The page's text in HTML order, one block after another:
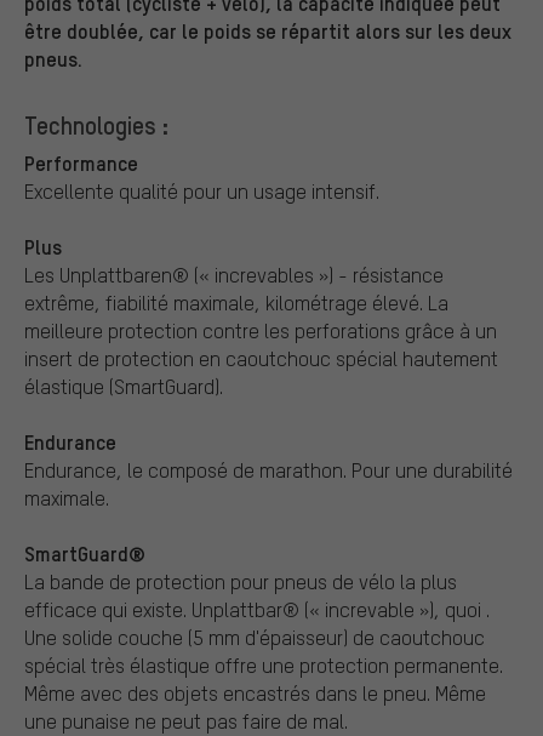
être doublée, car le poids se répartit alors sur les deux
pneus.
Technologies :
Performance
Excellente qualité pour un usage intensif.
Plus
Les Unplattbaren® (« increvables ») - résistance
extrême, fiabilité maximale, kilométrage élevé. La
meilleure protection contre les perforations grâce à un
insert de protection en caoutchouc spécial hautement
élastique (SmartGuard).
Endurance
Endurance, le composé de marathon. Pour une durabilité
maximale.
SmartGuard®
La bande de protection pour pneus de vélo la plus
efficace qui existe. Unplattbar® (« increvable »), quoi .
Une solide couche (5 mm d'épaisseur) de caoutchouc
spécial très élastique offre une protection permanente.
Même avec des objets encastrés dans le pneu. Même
une punaise ne peut pas faire de mal.